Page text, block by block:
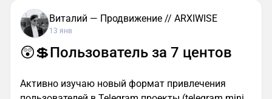
Виталий — Продвижение // ARXIWISE
13 янв
😲💲Пользователь за 7 центов
Активно изучаю новый формат привлечения